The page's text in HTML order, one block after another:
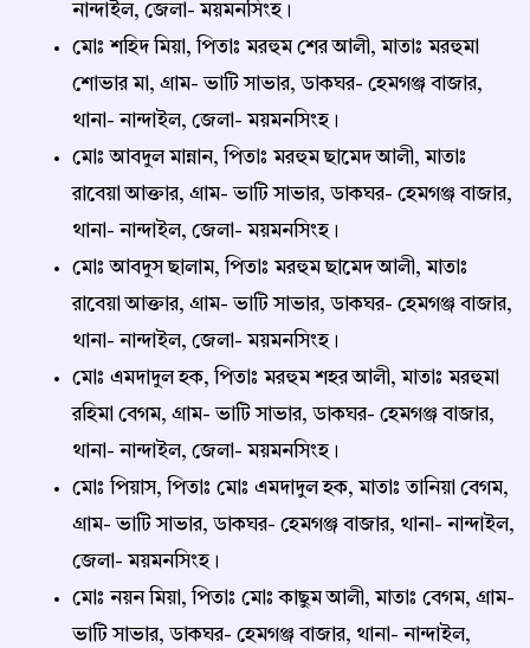
নান্দাইল, জেলা- ময়মনসিংহ।
মোঃ শহিদ মিয়া, পিতাঃ মরহুম শের আলী, মাতাঃ মরহুমা
শোভার মা, গ্রাম- ভাটি সাভার, ডাকঘর- হেমগঞ্জ বাজার,
থানা- নান্দাইল, জেলা- ময়মনসিংহ।
মোঃ আবদুল মান্নান, পিতাঃ মরহুম ছামেদ আলী, মাতাঃ
রাবেয়া আক্তার, গ্রাম- ভাটি সাভার, ডাকঘর- হেমগঞ্জ বাজার,
থানা- নান্দাইল, জেলা- ময়মনসিংহ।
মোঃ আবদুস ছালাম, পিতাঃ মরহুম ছামেদ আলী, মাতাঃ
রাবেয়া আক্তার, গ্রাম- ভাটি সাভার, ডাকঘর- হেমগঞ্জ বাজার,
থানা- নান্দাইল, জেলা- ময়মনসিংহ।
মোঃ এমদাদুল হক, পিতাঃ মরহুম শহর আলী, মাতাঃ মরহুমা
রহিমা বেগম, গ্রাম- ভাটি সাভার, ডাকঘর- হেমগঞ্জ বাজার,
থানা- নান্দাইল, জেলা- ময়মনসিংহ।
মোঃ পিয়াস, পিতাঃ মোঃ এমদাদুল হক, মাতাঃ তানিয়া বেগম,
গ্রাম- ভাটি সাভার, ডাকঘর- হেমগঞ্জ বাজার, থানা- নান্দাইল,
জেলা- ময়মনসিংহ।
মোঃ নয়ন মিয়া, পিতাঃ মোঃ কাছুম আলী, মাতাঃ বেগম, গ্রাম-
ভাটি সাভার, ডাকঘর- হেমগঞ্জ বাজার, থানা- নান্দাইল,